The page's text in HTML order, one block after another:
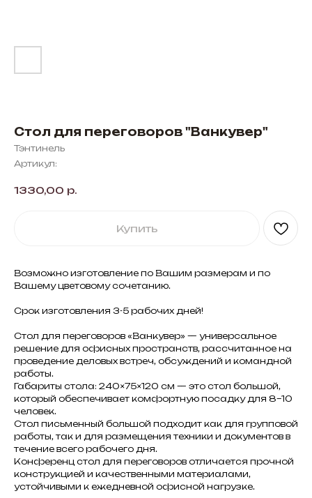
Стол для переговоров "Ванкувер"
Тэнтинель
Артикул:
1330,00 р.
Купить
Возможно изготовление по Вашим размерам и по
Вашему цветовому сочетанию.
Срок изготовления 3-5 рабочих дней!
Стол для переговоров «Ванкувер» — универсальное
решение для офисных пространств, рассчитанное на
проведение деловых встреч, обсуждений и командной
работы.
Габариты стола: 240×75×120 см — это стол большой,
который обеспечивает комфортную посадку для 8–10
человек.
Стол письменный большой подходит как для групповой
работы, так и для размещения техники и документов в
течение всего рабочего дня.
Конференц стол для переговоров отличается прочной
конструкцией и качественными материалами,
устойчивыми к ежедневной офисной нагрузке.